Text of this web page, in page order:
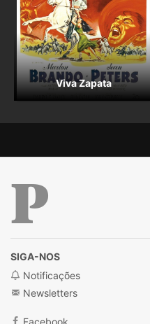
Viva Zapata
SIGA-NOS
Notificações
Newsletters
Facebook